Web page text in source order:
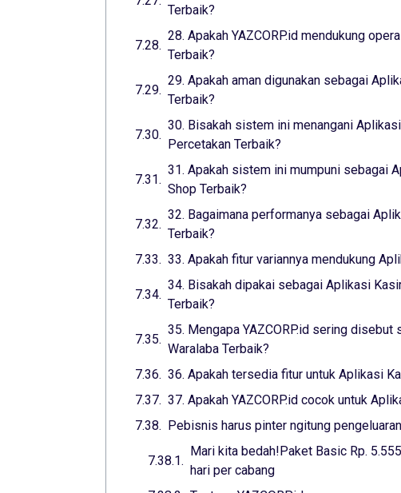
Terbaik?
28. Apakah YAZCORP.id mendukung
Terbaik?
29. Apakah aman digunakan sebagai
Terbaik?
30. Bisakah sistem ini menangani
Percetakan Terbaik?
31. Apakah sistem ini mumpuni sebagai
Shop Terbaik?
32. Bagaimana performanya sebagai
Terbaik?
33. Apakah fitur variannya mendukung
34. Bisakah dipakai sebagai Aplikasi
Terbaik?
35. Mengapa YAZCORP.id sering
Waralaba Terbaik?
36. Apakah tersedia fitur untuk Aplikasi
37. Apakah YAZCORP.id cocok untuk
Pebisnis harus pinter ngitung
Mari kita bedah!Paket Basic Rp.
hari per cabang